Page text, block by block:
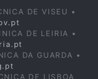
DE VISEU •
DE LEIRIA •
DA GUARDA •
DE LISBOA